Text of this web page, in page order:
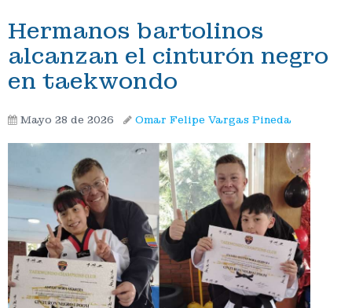
Hermanos bartolinos
alcanzan el cinturón negro
en taekwondo
Mayo 28 de 2026 Omar Felipe Vargas Pineda